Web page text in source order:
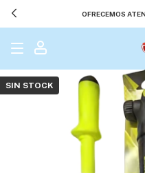
OFRECEMOS
SIN STOCK